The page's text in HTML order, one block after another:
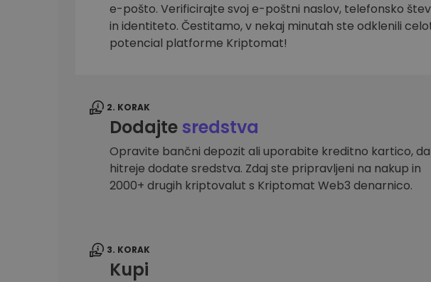
Raziskovalec naložb
Najdi svojo kripto strategijo
e-pošto. Verificirajte svoj e-poštni naslov, telefonsko
in identiteto. Čestitamo, v nekaj minutah ste odklenili
potencial platforme Kriptomat!
2. KORAK
Dodajtesredstva
Opravite bančni depozit ali uporabite kreditno kartico,
hitreje dodate sredstva. Zdaj ste pripravljeni na nakup in
2000+ drugih kriptovalut s Kriptomat Web3 denarnico.
3. KORAK
Kupi